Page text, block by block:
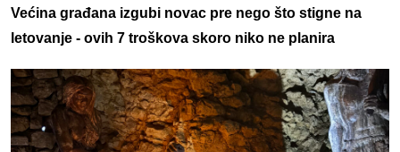
Većina građana izgubi novac pre nego što stigne na
letovanje - ovih 7 troškova skoro niko ne planira